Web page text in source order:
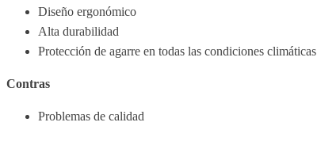
Diseño ergonómico
Alta durabilidad
Protección de agarre en todas las condiciones climáticas
Contras
Problemas de calidad